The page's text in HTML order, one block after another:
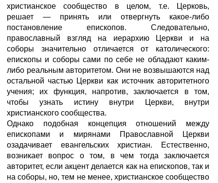
христианское сообщество в целом, т.е. Церковь,
решает — принять или отвергнуть какое-либо
постановление епископов. Следовательно,
православный взгляд на иерархию Церкви и на
соборы значительно отличается от католического:
епископы и соборы сами по себе не обладают каким-
либо реальным авторитетом. Они не возвышаются над
остальной частью Церкви как источник авторитетного
учения; их функция, напротив, заключается в том,
чтобы узнать истину внутри Церкви, внутри
христианского сообщества.
Однако подобная концепция отношений между
епископами и мирянами Православной Церкви
озадачивает евангельских христиан. Естественно,
возникает вопрос о том, в чем тогда заключается
авторитет, если акцент делается как на епископов, так и
на соборы, но, тем не менее, христианское сообщество